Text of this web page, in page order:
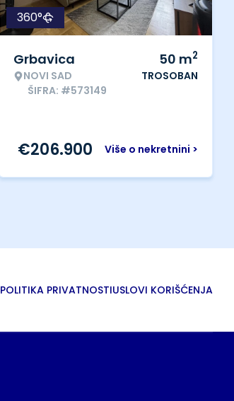
360°
Grbavica
NOVI SAD
ŠIFRA: #573149
50 m2
TROSOBAN
Više o nekretnini >
€206.900
POLITIKA PRIVATNOSTIUSLOVI KORIŠĆENJA